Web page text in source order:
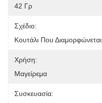
42 Γρ
Σχέδιο:
Κουτάλι Που Διαμορφώνεται
Χρήση:
Μαγείρεμα
Συσκευασία: